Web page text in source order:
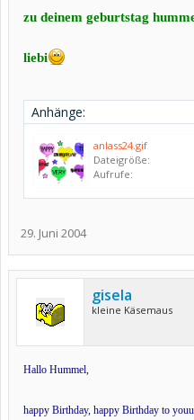
zu deinem geburtstag
liebi
Anhänge:
anlass24.gif
Dateigröße:
Aufrufe:
29. Juni 2004
gisela
kleine Käsemaus
Hallo Hummel,
happy Birthday, happy Birthday to